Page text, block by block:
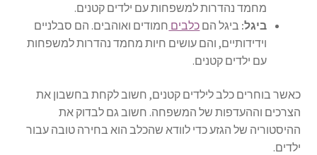
מחמד נהדרות למשפחות עם ילדים קטנים.
ביגל: ביגל הם כלבים חמודים ואוהבים. הם סבלניים
וידידותיים, והם עושים חיות מחמד נהדרות למשפחות
עם ילדים קטנים.
כאשר בוחרים כלב לילדים קטנים, חשוב לקחת בחשבון את
הצרכים וההעדפות של המשפחה. חשוב גם לבדוק את
ההיסטוריה של הגזע כדי לוודא שהכלב הוא בחירה טובה עבור
ילדים.